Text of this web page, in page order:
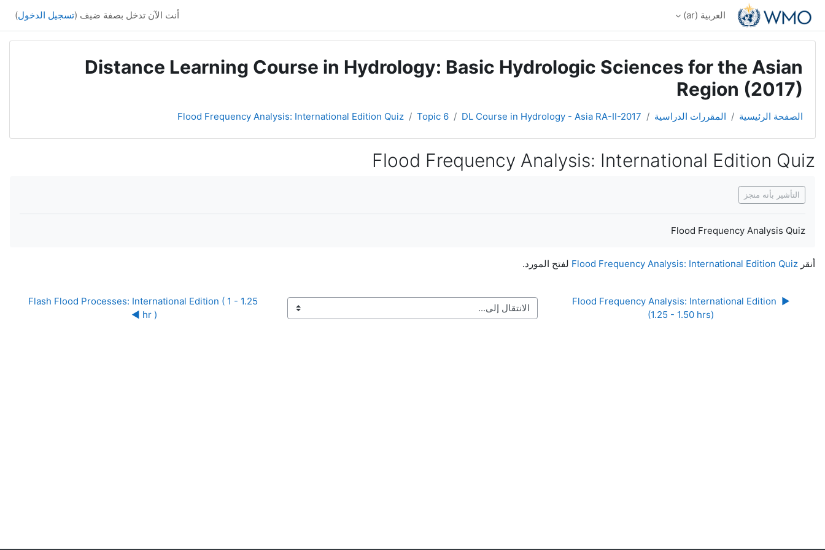
تخطى إلى المحتوى الرئيسي
العربية ‎(ar)‎ أنت الآن تدخل بصفة ضيف (تسجيل الدخول)
Distance Learning Course in Hydrology: Basic Hydrologic Sciences for the Asian
Region (2017)
الصفحة الرئيسية المقررات الدراسية DL Course in Hydrology - Asia RA-II-2017
Topic 6
Flood Frequency Analysis: International Edition Quiz
Flood Frequency Analysis: International Edition Quiz
التأشير بأنه منجز
Flood Frequency Analysis Quiz
أنقر Flood Frequency Analysis: International Edition Quiz لفتح المورد.
▶︎ Flood Frequency Analysis: International Edition
(1.25 - 1.50 hrs)
الانتقال إلى...
Flash Flood Processes: International Edition ( 1 - 1.25
hr ) ◀︎